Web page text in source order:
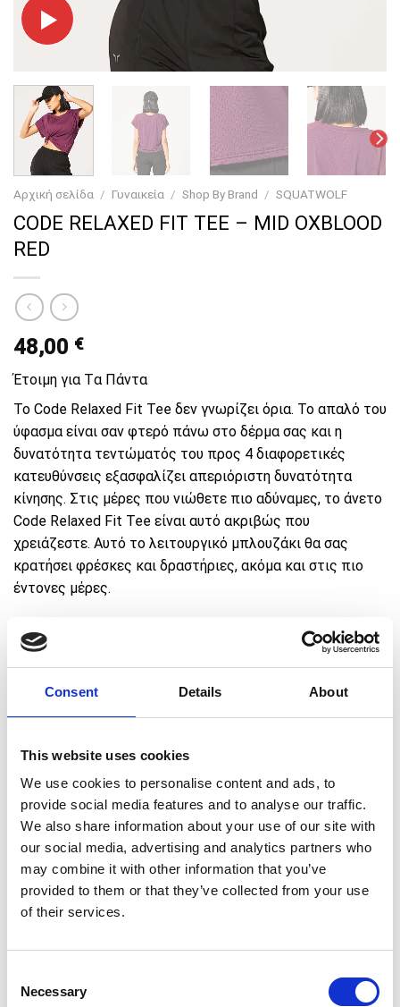
Consent Details About
This website uses cookies
We use cookies to personalise content and ads, to
provide social media features and to analyse our traffic.
We also share information about your use of our site with
our social media, advertising and analytics partners who
may combine it with other information that you’ve
provided to them or that they’ve collected from your use
of their services.
Selection
Necessary
Αρχική σελίδα / Γυναικεία / Shop By Brand / SQUATWOLF
CODE RELAXED FIT TEE – MID OXBLOOD
RED
48,00 €
Έτοιμη για Tα Πάντα
Το Code Relaxed Fit Tee δεν γνωρίζει όρια. Το απαλό του
ύφασμα είναι σαν φτερό πάνω στο δέρμα σας και η
δυνατότητα τεντώματός του προς 4 διαφορετικές
κατευθύνσεις εξασφαλίζει απεριόριστη δυνατότητα
κίνησης. Στις μέρες που νιώθετε πιο αδύναμες, το άνετο
Code Relaxed Fit Tee είναι αυτό ακριβώς που
χρειάζεστε. Αυτό το λειτουργικό μπλουζάκι θα σας
κρατήσει φρέσκες και δραστήριες, ακόμα και στις πιο
έντονες μέρες.
Το μοντέλο φοράει Small: Ύψος 1,78 μ // Στήθος: 37″ //
Μέση: 26″ // Γοφοί: 39″ // Μηροί: 22″ // Εσωτερικά: 29″
ΧΡΩΜΑ
COMBO OFFER: Επίλεξε 2 προϊόντα SQUATWOLF και
XS S M